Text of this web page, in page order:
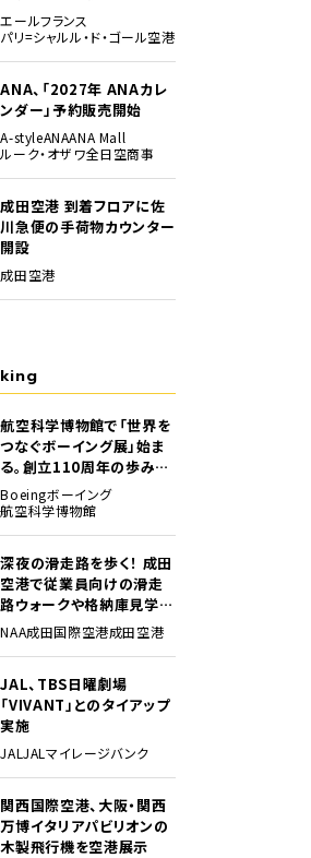
に長く伸びる影が写っている。これは翼上面に衝
で撮影してもよくわからないし、肉眼でもかすかな
フラフラと動いており、写真でもカットごとに場
エールフランス
パリ=シャルル・ド・ゴール空港
ANA、「2027年 ANAカレ
ンダー」予約販売開始
A-styleANAANA Mall
ルーク・オザワ全日空商事
成田空港 到着フロアに佐
川急便の手荷物カウンター
開設
成田空港
航空科学博物館で「世界を
つなぐボーイング展」始ま
る。創立110周年の歩みを
貴重な資料でたどる
Boeingボーイング
航空科学博物館
深夜の滑走路を歩く！ 成田
空港で従業員向けの滑走
路ウォークや格納庫見学イ
ベントを初開催
NAA成田国際空港成田空港
JAL、TBS日曜劇場
「VIVANT」とのタイアップ
実施
JALJALマイレージバンク
関西国際空港、大阪・関西
万博イタリアパビリオンの
木製飛行機を空港展示